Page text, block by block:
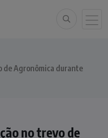
de Agronômica durante
no trevo de